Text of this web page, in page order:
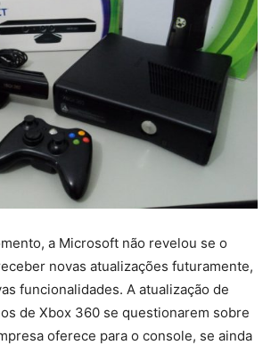
a Microsoft não revelou se o
novas atualizações futuramente,
funcionalidades. A atualização de
de Xbox 360 se questionarem sobre
oferece para o console, se ainda